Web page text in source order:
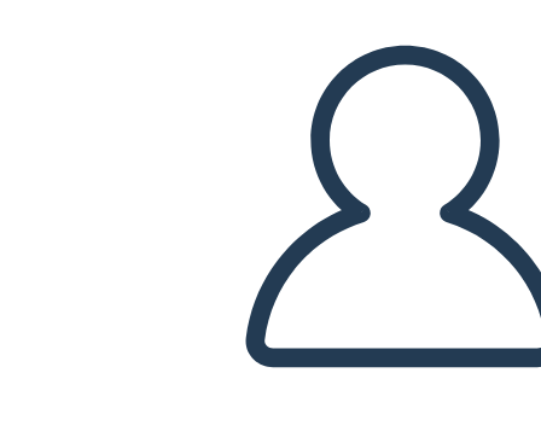
VYTVORIŤ STORYBOARD
PREHRAŤ PREZENTÁCIU
ČÍTAJ MI